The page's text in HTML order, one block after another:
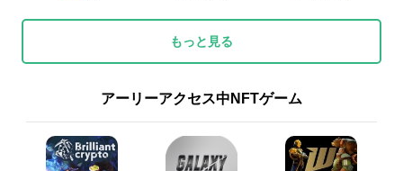
もっと見る
アーリーアクセス中NFTゲーム